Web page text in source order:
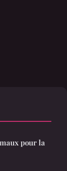
pour la